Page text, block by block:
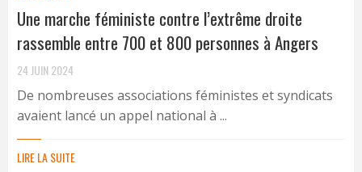
Une marche féministe contre l’extrême droite
rassemble entre 700 et 800 personnes à Angers
24 JUIN 2024
De nombreuses associations féministes et syndicats
avaient lancé un appel national à ...
LIRE LA SUITE